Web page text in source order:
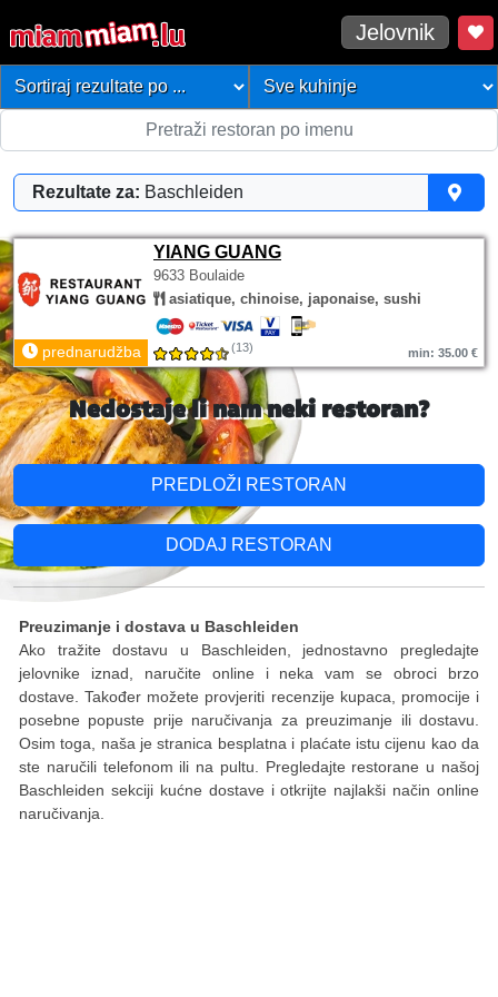
Jelovnik
Rezultate za: Baschleiden
YIANG GUANG
9633 Boulaide
asiatique, chinoise, japonaise, sushi
prednarudžba (13) min: 35.00 €
Nedostaje li nam neki restoran?
PREDLOŽI RESTORAN
DODAJ RESTORAN
Preuzimanje i dostava u Baschleiden
Ako tražite dostavu u Baschleiden, jednostavno pregledajte
jelovnike iznad, naručite online i neka vam se obroci brzo
dostave. Također možete provjeriti recenzije kupaca, promocije i
posebne popuste prije naručivanja za preuzimanje ili dostavu.
Osim toga, naša je stranica besplatna i plaćate istu cijenu kao da
ste naručili telefonom ili na pultu. Pregledajte restorane u našoj
Baschleiden sekciji kućne dostave i otkrijte najlakši način online
naručivanja.